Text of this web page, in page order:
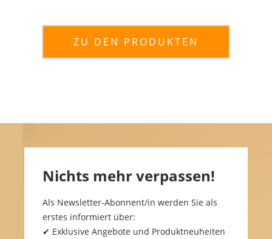
ZU DEN PRODUKTEN
Nichts mehr verpassen!
Als Newsletter-Abonnent/in werden Sie als
erstes informiert über:
✔ Exklusive Angebote und Produktneuheiten